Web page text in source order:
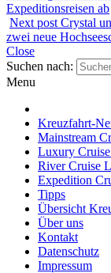
Expeditionsreisen ab
Next post Crystal
zwei neue
Close
Suchen nach:
Menu
Kreuzfahrt-
Mainstream
Luxury
River Cruise
Expedition
Tipps
Übersicht
Über uns
Kontakt
Datenschutz
Impressum